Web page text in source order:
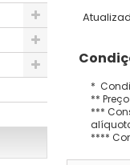
*
**
***
****